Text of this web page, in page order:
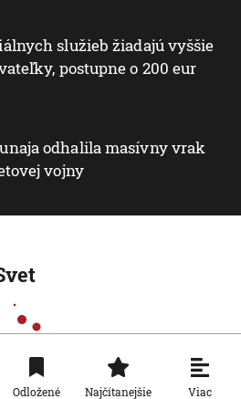
služieb žiadajú vyššie
postupne o 200 eur
odhalila masívny vrak
vojny
Odložené Najčítanejšie Viac